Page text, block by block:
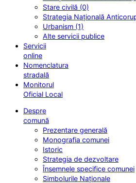
Stare civilă (0)
Strategia Națională
Urbanism (1)
Alte servicii publice
Servicii
online
Nomenclatura
stradală
Monitorul
Oficial Local
Despre
comună
Prezentare generală
Monografia comunei
Istoric
Strategia de dezvoltare
Însemnele specifice comunei
Simbolurile Naționale